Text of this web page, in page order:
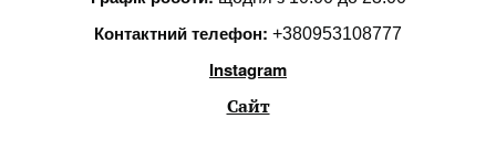
Контактний телефон: +380953108777
Instagram
Сайт